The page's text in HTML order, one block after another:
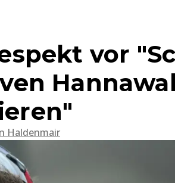
vor
Haldenmair